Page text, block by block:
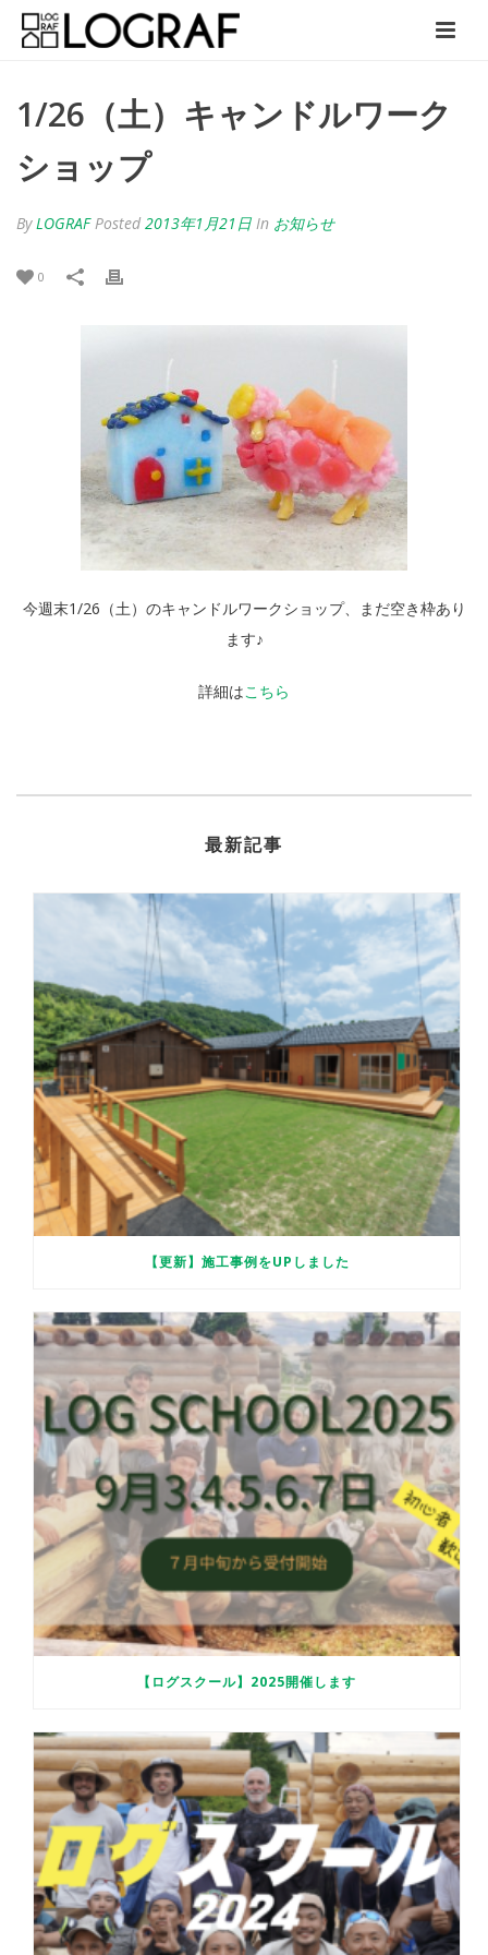
1/26（土）キャンドルワーク
ショップ
ByLOGRAF Posted 2013年1月21日 In お知らせ
0
今週末1/26（土）のキャンドルワークショップ、まだ空き枠あり
ます♪
詳細はこちら
最新記事
【更新】施工事例をUPしました
【ログスクール】2025開催します